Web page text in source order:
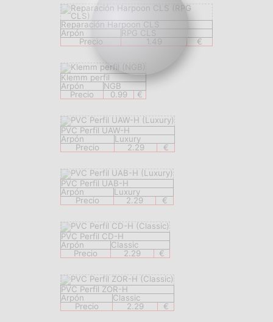
Reparación Harpoon CLS
Arpón
RPG CLS
Precio
1.49 €
Klemm perfil
Arpón
NGB
Precio
0.99 €
PVC Perfil UAW-H
Arpón
Luxury
Precio
2.29 €
PVC Perfil UAB-H
Arpón
Luxury
Precio
2.29 €
PVC Perfil CD-H
Arpón
Classic
Precio
2.29 €
PVC Perfil ZOR-H
Arpón
Classic
Precio
2.29 €